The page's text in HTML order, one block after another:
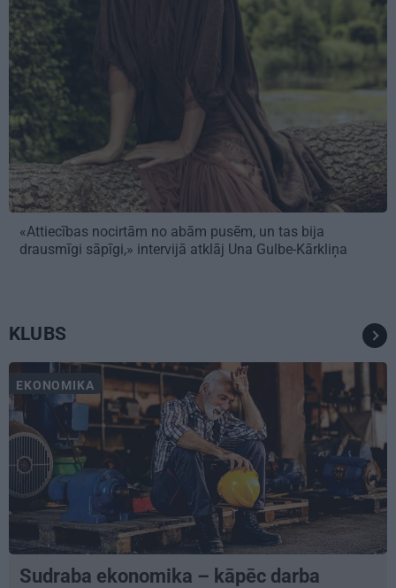
«Attiecības nocirtām no abām pusēm, un tas bija
drausmīgi sāpīgi,» intervijā atklāj Una Gulbe-Kārkliņa
KLUBS
EKONOMIKA
Sudraba ekonomika – kāpēc darba